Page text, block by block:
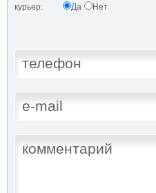
курьер: Да Нет